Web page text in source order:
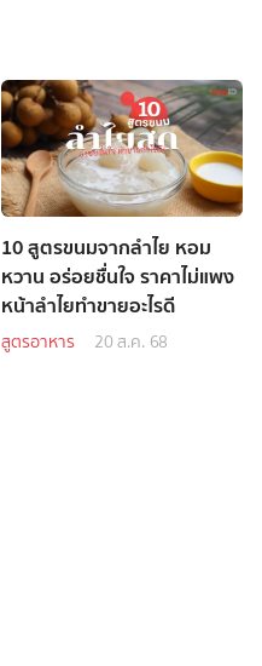
10 สูตรขนมจากลำไย หอม
หวาน อร่อยชื่นใจ ราคาไม่แพง
หน้าลำไยทำขายอะไรดี
สูตรอาหาร 20 ส.ค. 68